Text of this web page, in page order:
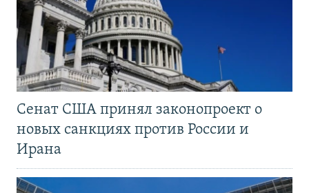
Сенат США принял законопроект о
новых санкциях против России и
Ирана